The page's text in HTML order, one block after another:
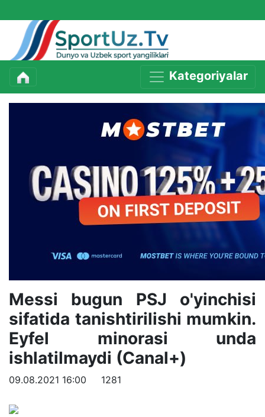
Kategoriyalar
Messi bugun PSJ o'yinchisi
sifatida tanishtirilishi mumkin.
Eyfel minorasi unda
ishlatilmaydi (Canal+)
09.08.2021 16:00 1281